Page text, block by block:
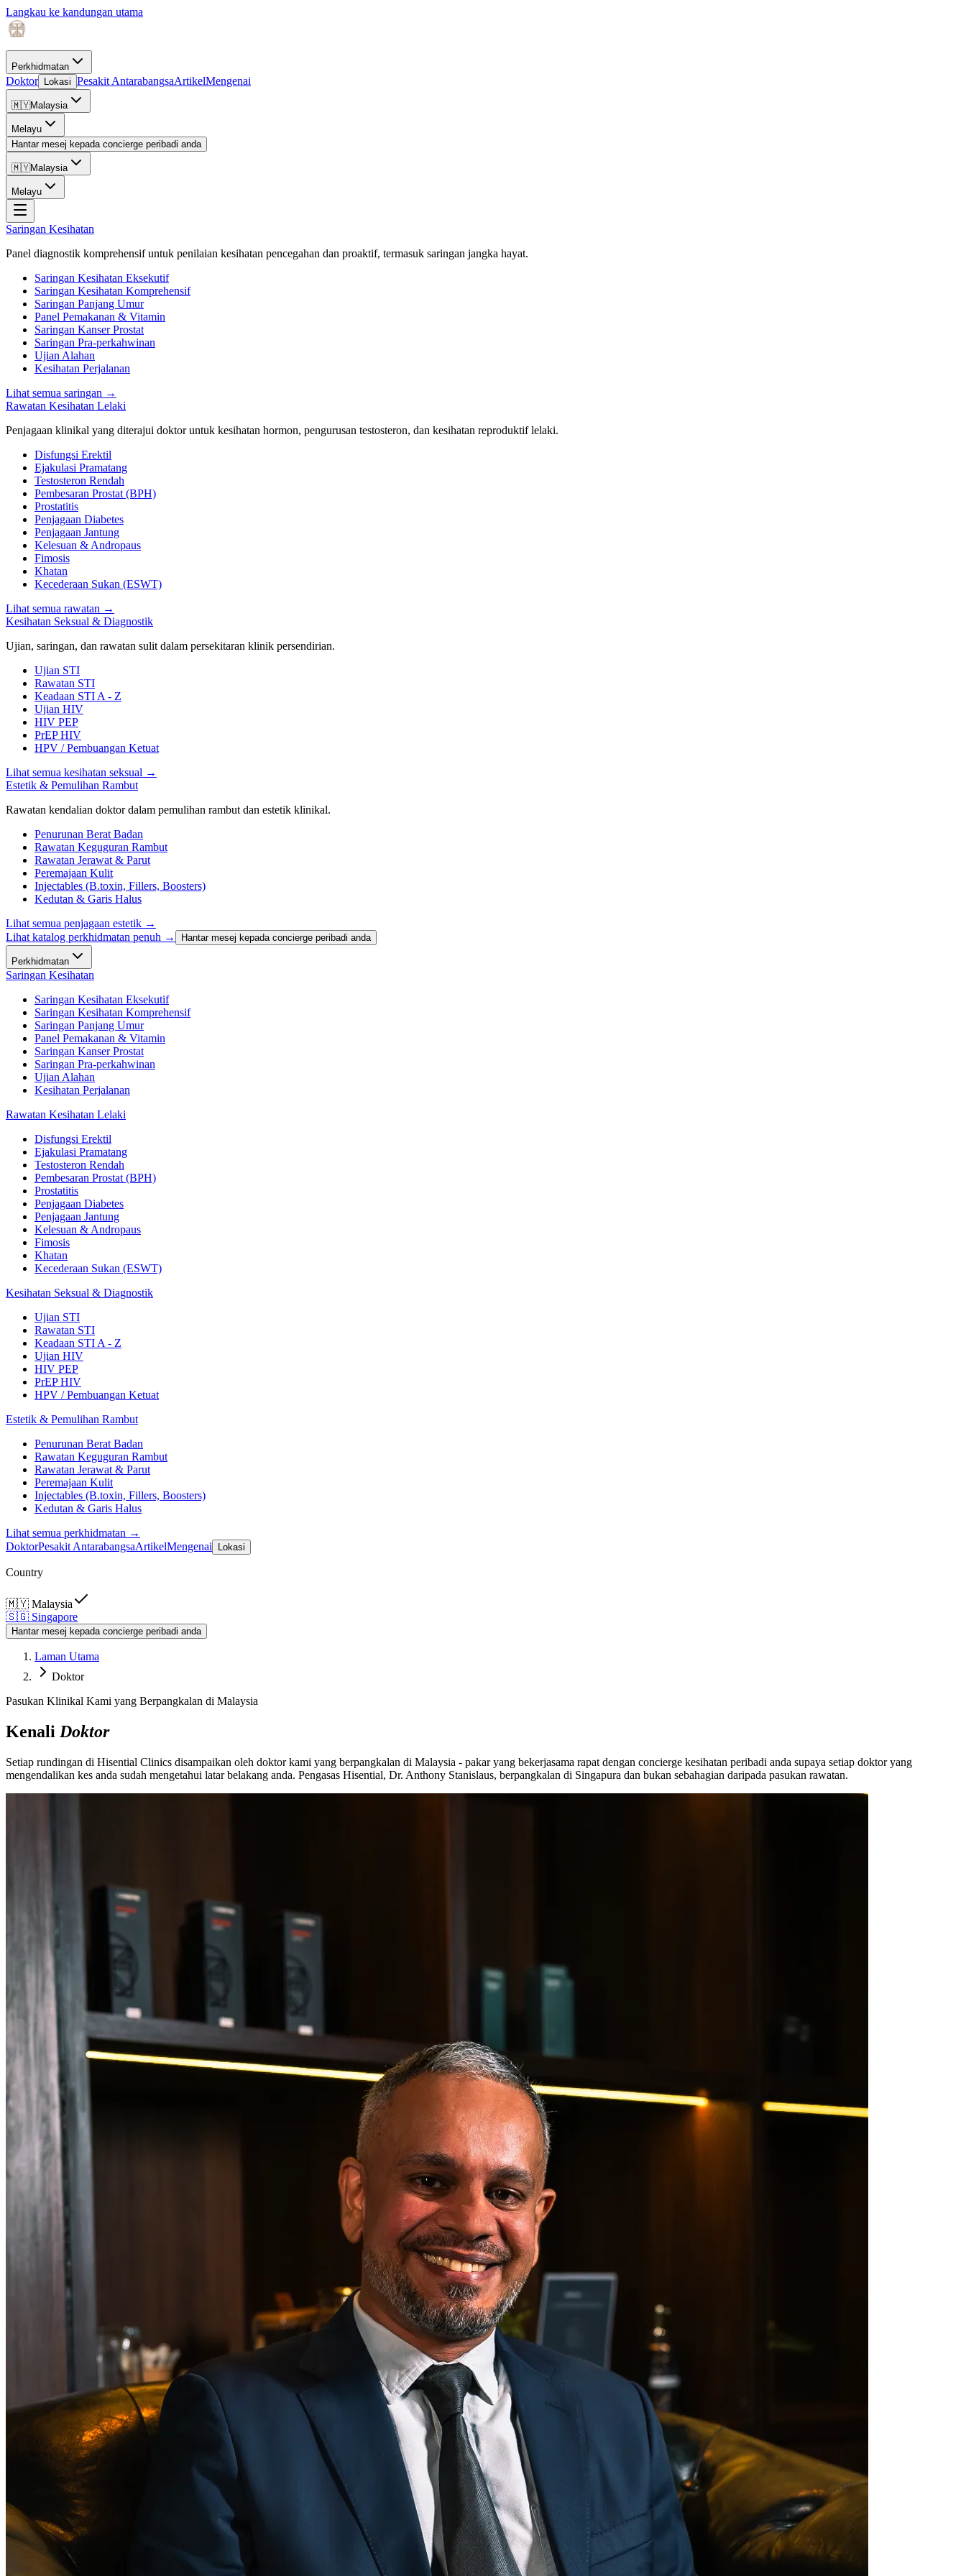
Langkau ke kandungan utama
Perkhidmatan
Doktor Lokasi Pesakit AntarabangsaArtikelMengenai
🇲🇾Malaysia
Melayu
Hantar mesej kepada concierge peribadi anda
🇲🇾Malaysia
Melayu
Saringan Kesihatan
Panel diagnostik komprehensif untuk penilaian kesihatan pencegahan dan proaktif, termasuk saringan jangka hayat.
Saringan Kesihatan Eksekutif
Saringan Kesihatan Komprehensif
Saringan Panjang Umur
Panel Pemakanan & Vitamin
Saringan Kanser Prostat
Saringan Pra-perkahwinan
Ujian Alahan
Kesihatan Perjalanan
Lihat semua saringan →
Rawatan Kesihatan Lelaki
Penjagaan klinikal yang diterajui doktor untuk kesihatan hormon, pengurusan testosteron, dan kesihatan reproduktif lelaki.
Disfungsi Erektil
Ejakulasi Pramatang
Testosteron Rendah
Pembesaran Prostat (BPH)
Prostatitis
Penjagaan Diabetes
Penjagaan Jantung
Kelesuan & Andropaus
Fimosis
Khatan
Kecederaan Sukan (ESWT)
Lihat semua rawatan →
Kesihatan Seksual & Diagnostik
Ujian, saringan, dan rawatan sulit dalam persekitaran klinik persendirian.
Ujian STI
Rawatan STI
Keadaan STI A - Z
Ujian HIV
HIV PEP
PrEP HIV
HPV / Pembuangan Ketuat
Lihat semua kesihatan seksual →
Estetik & Pemulihan Rambut
Rawatan kendalian doktor dalam pemulihan rambut dan estetik klinikal.
Penurunan Berat Badan
Rawatan Keguguran Rambut
Rawatan Jerawat & Parut
Peremajaan Kulit
Injectables (B.toxin, Fillers, Boosters)
Kedutan & Garis Halus
Lihat semua penjagaan estetik →
Lihat katalog perkhidmatan penuh →
Hantar mesej kepada concierge peribadi anda
Perkhidmatan
Saringan Kesihatan
Saringan Kesihatan Eksekutif
Saringan Kesihatan Komprehensif
Saringan Panjang Umur
Panel Pemakanan & Vitamin
Saringan Kanser Prostat
Saringan Pra-perkahwinan
Ujian Alahan
Kesihatan Perjalanan
Rawatan Kesihatan Lelaki
Disfungsi Erektil
Ejakulasi Pramatang
Testosteron Rendah
Pembesaran Prostat (BPH)
Prostatitis
Penjagaan Diabetes
Penjagaan Jantung
Kelesuan & Andropaus
Fimosis
Khatan
Kecederaan Sukan (ESWT)
Kesihatan Seksual & Diagnostik
Ujian STI
Rawatan STI
Keadaan STI A - Z
Ujian HIV
HIV PEP
PrEP HIV
HPV / Pembuangan Ketuat
Estetik & Pemulihan Rambut
Penurunan Berat Badan
Rawatan Keguguran Rambut
Rawatan Jerawat & Parut
Peremajaan Kulit
Injectables (B.toxin, Fillers, Boosters)
Kedutan & Garis Halus
Lihat semua perkhidmatan →
DoktorPesakit AntarabangsaArtikelMengenai Lokasi
Country
🇲🇾 Malaysia
🇸🇬 Singapore
Hantar mesej kepada concierge peribadi anda
Laman Utama
Doktor
Pasukan Klinikal Kami yang Berpangkalan di Malaysia
Kenali Doktor
Setiap rundingan di Hisential Clinics disampaikan oleh doktor kami yang berpangkalan di Malaysia - pakar yang bekerjasama rapat dengan concierge kesihatan peribadi anda supaya setiap doktor yang
mengendalikan kes anda sudah mengetahui latar belakang anda. Pengasas Hisential, Dr. Anthony Stanislaus, berpangkalan di Singapura dan bukan sebahagian daripada pasukan rawatan.